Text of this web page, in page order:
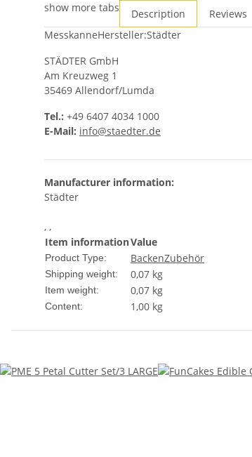
show more tabs Description
Reviews
MesskanneHersteller:Städter
STÄDTER GmbH
Am Kreuzweg 1
35469 Allendorf/Lumda
Tel.: +49 6407 4034 1000
E-Mail: info@staedter.de
Manufacturer information:
Städter
, ,
Item informationValue
Product Type: BackenZubehör
Shipping weight: 0,07 kg
Item weight: 0,07 kg
Content: 1,00 kg